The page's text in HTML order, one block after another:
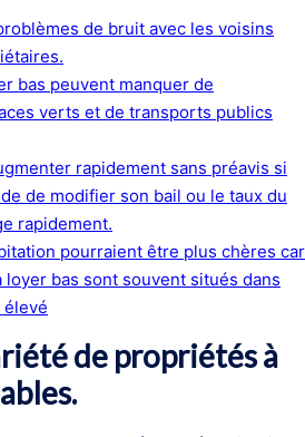
de bruit avec les voisins
bas peuvent manquer de
verts et de transports publics
rapidement sans préavis si
de modifier son bail ou le taux du
rapidement.
pourraient être plus chères car
loyer bas sont souvent situés dans
élevé
de propriétés à